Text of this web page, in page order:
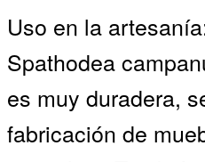
Uso en la
Spathodea
es muy duradera,
fabricación de